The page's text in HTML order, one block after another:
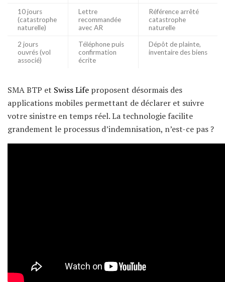
10 jours
(catastrophe
naturelle)
Lettre
recommandée
avec AR
Référence arrêté
catastrophe
naturelle
2 jours
ouvrés (vol
associé)
Téléphone puis
confirmation
écrite
Dépôt de plainte,
inventaire des biens
SMA BTP et Swiss Life proposent désormais des
applications mobiles permettant de déclarer et suivre
votre sinistre en temps réel. La technologie facilite
grandement le processus d’indemnisation, n’est-ce pas ?